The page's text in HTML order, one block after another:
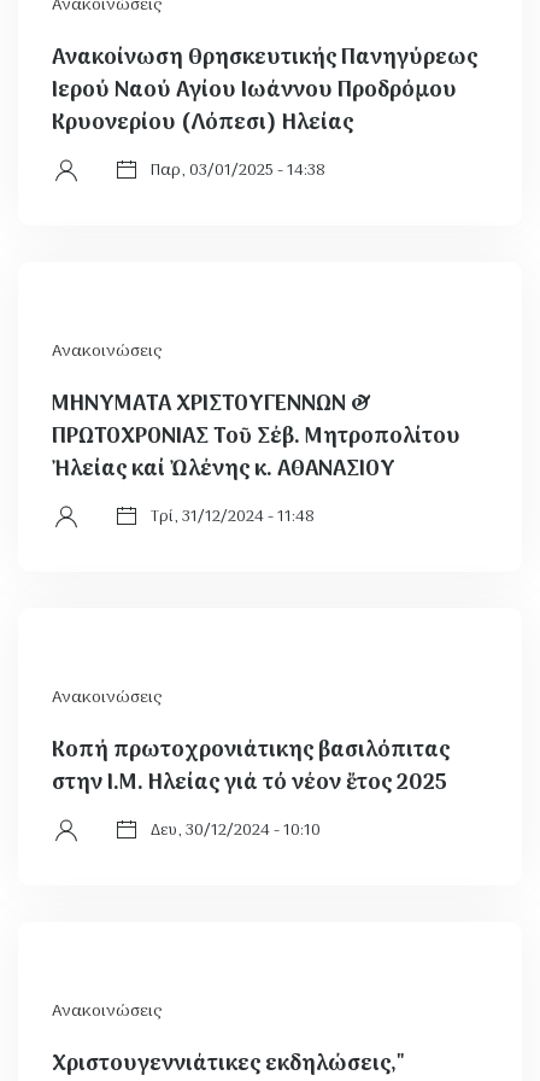
Ανακοίνωση Θρησκευτικής Πανηγύρεως
Ιερού Ναού Αγίου Ιωάννου Προδρόμου
Κρυονερίου (Λόπεσι) Ηλείας
Παρ, 03/01/2025 - 14:38
Ανακοινώσεις
ΜΗΝΥΜΑΤΑ ΧΡΙΣΤΟΥΓΕΝΝΩΝ &
ΠΡΩΤΟΧΡΟΝΙΑΣ Τοῦ Σέβ. Μητροπολίτου
Ἠλείας καί Ὠλένης κ. ΑΘΑΝΑΣΙΟΥ
Τρί, 31/12/2024 - 11:48
Ανακοινώσεις
Κοπή πρωτοχρονιάτικης βασιλόπιτας
στην Ι.Μ. Ηλείας γιά τό νέον ἔτος 2025
Δευ, 30/12/2024 - 10:10
Ανακοινώσεις
Χριστουγεννιάτικες εκδηλώσεις,"